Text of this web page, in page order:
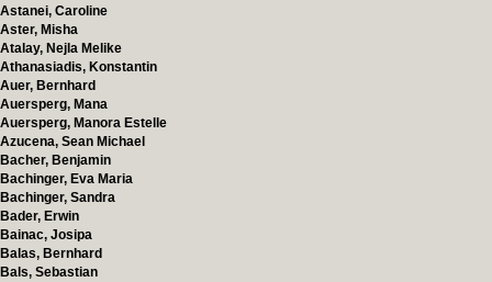
Astanei, Caroline
Aster, Misha
Atalay, Nejla Melike
Athanasiadis, Konstantin
Auer, Bernhard
Auersperg, Mana
Auersperg, Manora Estelle
Azucena, Sean Michael
Bacher, Benjamin
Bachinger, Eva Maria
Bachinger, Sandra
Bader, Erwin
Bainac, Josipa
Balas, Bernhard
Bals, Sebastian